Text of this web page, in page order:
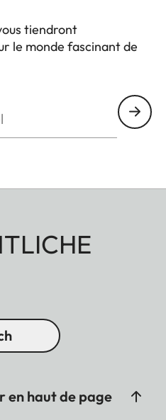
tiendront
le monde fascinant de
en haut de page